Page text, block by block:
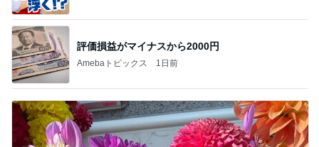
評価損益がマイナスから2000円
Amebaトピックス 1日前